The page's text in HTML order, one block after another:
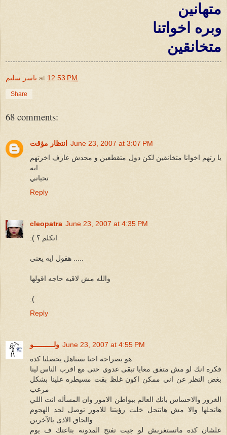
متهانين
وبره اخواتنا
متخانقين
ياسر سليم at 12:53 PM
Share
68 comments:
انتظار مؤقت
June 23, 2007 at 3:07 PM
يا رتهم اخوانا متخانقين لكن دول متقطعين و محدش عارف اخرتهم
ايه
تحياتي
Reply
cleopatra June 23, 2007 at 4:35 PM
:( اتكلم ؟
والله مش لاقيه حاجه اقولها
:(
Reply
ولــــــــــو June 23, 2007 at 4:55 PM
هو بصراحه احنا نستاهل يحصلنا كده
فكره انك لو مش متفق معايا تبقى عدوي حتى مع اقرب الناس لينا
بغض النظر عن اني ممكن اكون غلظ بقت مسيطره علينا بشكل
مرعب
الغرور والاحساس بانك العالم ببواطن الامور وان المسأله انت اللي
هاتحلها والا مش هاتتحل خلت رؤيتنا للامور توصل لحد الهجوم
والحاق الاذى بالآخرين
علشان كده ماتستغربش لو جيت تفتح المدونه بتاعتك ف يوم